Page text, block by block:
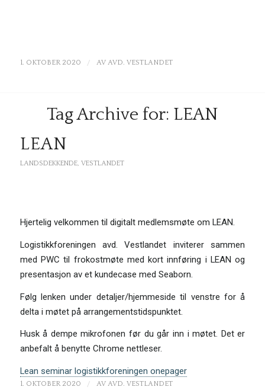
1. OKTOBER 2020 / AV AVD. VESTLANDET
Tag Archive for: LEAN
LEAN
LANDSDEKKENDE, VESTLANDET
Hjertelig velkommen til digitalt medlemsmøte om LEAN.
Logistikkforeningen avd. Vestlandet inviterer sammen
med PWC til frokostmøte med kort innføring i LEAN og
presentasjon av et kundecase med Seaborn.
Følg lenken under detaljer/hjemmeside til venstre for å
delta i møtet på arrangementstidspunktet.
Husk å dempe mikrofonen før du går inn i møtet. Det er
anbefalt å benytte Chrome nettleser.
Lean seminar logistikkforeningen onepager
1. OKTOBER 2020 / AV AVD. VESTLANDET